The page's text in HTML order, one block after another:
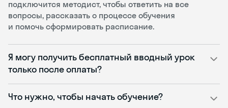
подключится методист, чтобы ответить на все
вопросы, рассказать о процессе обучения
и помочь сформировать расписание.
Я могу получить бесплатный вводный урок
только после оплаты?
Что нужно, чтобы начать обучение?